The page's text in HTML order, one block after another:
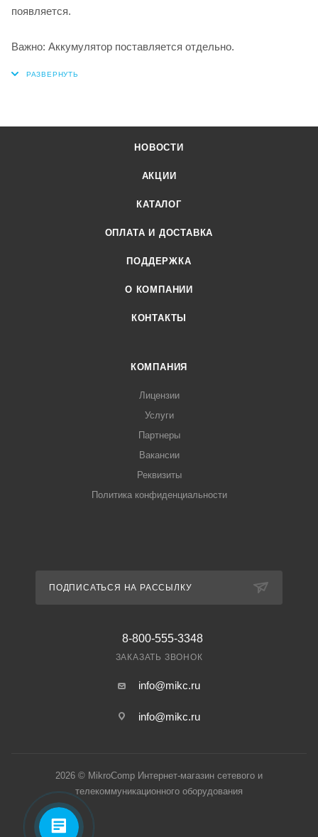
появляется.
Важно: Аккумулятор поставляется отдельно.
НОВОСТИ
АКЦИИ
КАТАЛОГ
ОПЛАТА И ДОСТАВКА
ПОДДЕРЖКА
О КОМПАНИИ
КОНТАКТЫ
КОМПАНИЯ
Лицензии
Услуги
Партнеры
Вакансии
Реквизиты
Политика конфиденциальности
ПОДПИСАТЬСЯ НА РАССЫЛКУ
8-800-555-3348
ЗАКАЗАТЬ ЗВОНОК
info@mikc.ru
info@mikc.ru
2026 © MikroComp Интернет-магазин сетевого и
телекоммуникационного оборудования